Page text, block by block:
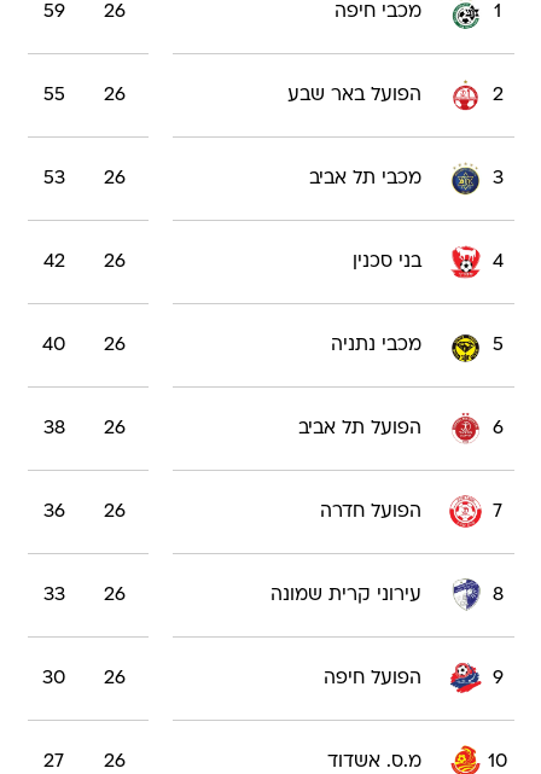
1 מכבי חיפה 26
59
2 הפועל באר שבע 26
55
3 מכבי תל אביב 26
53
4 בני סכנין 26
42
5 מכבי נתניה 26
40
6 הפועל תל אביב 26
38
7 הפועל חדרה 26
36
8 עירוני קרית שמונה 26
33
9 הפועל חיפה 26
30
10 מ.ס. אשדוד 26
27